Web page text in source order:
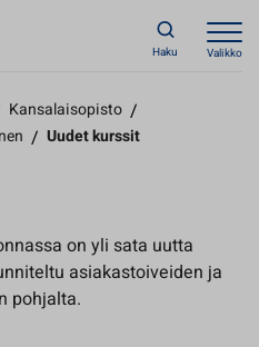
Haku Valikko
Kansalaisopisto /
/ Uudet kurssit
on yli sata uutta
asiakastoiveiden ja
pohjalta.